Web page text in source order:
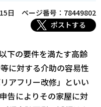
日
ページ番号：78449802
ポストする
下の要件を満たす高齢
に対する介助の容易性
アフリー改修」といい
告によりその家屋に対